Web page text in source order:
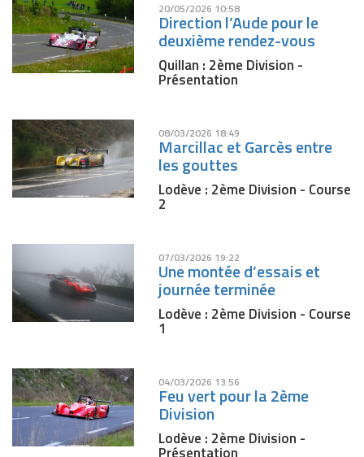
20/05/2026 10:58
Direction l’Aude pour le
deuxième rendez-vous
Quillan : 2ème Division -
Présentation
08/03/2026 18:49
Marcillac et Garcès entre
les gouttes
Lodève : 2ème Division - Course
2
07/03/2026 19:22
Une montée d’essais et
journée terminée
Lodève : 2ème Division - Course
1
04/03/2026 13:56
Feu vert pour la 2ème
Division
Lodève : 2ème Division -